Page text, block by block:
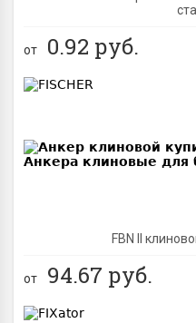
от 0.92 руб.
FBN II
от 94.67 руб.